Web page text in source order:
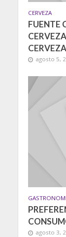
CERVEZA
FUENTE
agosto 5,
agosto 3,